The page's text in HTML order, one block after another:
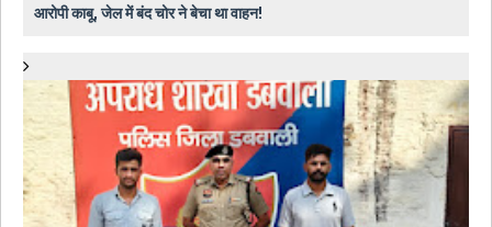
आरोपी काबू, जेल में बंद चोर ने बेचा था वाहन!